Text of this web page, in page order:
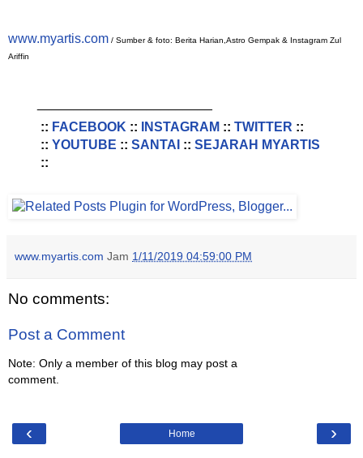
www.myartis.com / Sumber & foto: Berita Harian,Astro Gempak & Instagram Zul
Ariffin
:: FACEBOOK :: INSTAGRAM :: TWITTER ::
:: YOUTUBE :: SANTAI :: SEJARAH MYARTIS
::
www.myartis.com Jam 1/11/2019 04:59:00 PM
No comments:
Post a Comment
Note: Only a member of this blog may post a
comment.
‹ ›
Home